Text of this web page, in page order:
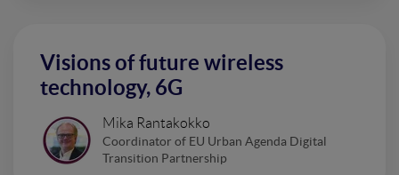
Visions of future wireless
technology, 6G
Mika Rantakokko
Coordinator of EU Urban Agenda Digital
Transition Partnership